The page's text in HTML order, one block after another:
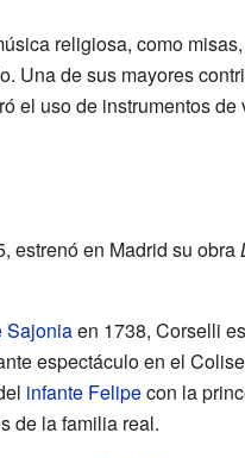
religiosa, como
Una de sus mayores
el uso de instrumentos de
estrenó en Madrid su obra
Sajoniaen 1738, Corselli
espectáculo en el
infante Felipecon la
de la familia real.